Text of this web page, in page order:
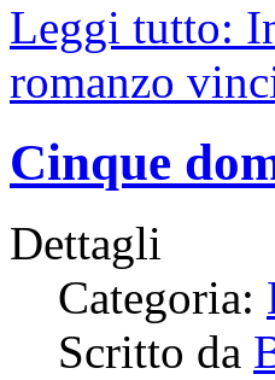
Leggi tutto:
romanzo
Cinque
Dettagli
Categoria:
Scritto da